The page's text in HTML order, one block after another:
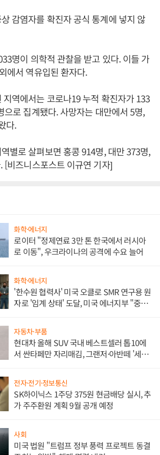
감염자를 확진자 공식 통계에 넣지 않
명이 의학적 관찰을 받고 있다. 이들 가
에서 역유입된 환자다.
지역에서는 코로나19 누적 확진자가 133
으로 집계됐다. 사망자는 대만에서 5명,
다.
별로 살펴보면 홍콩 914명, 대만 373명,
[비즈니스포스트 이규연 기자]
화학·에너지
로이터 "정제연료 3만 톤 한국에서 러시아
로 이동", 우크라이나의 공격에 수요 늘어
화학·에너지
'한수원 협력사' 미국 오클로 SMR 연구용 원
자로 '임계 상태' 도달, 미국 에너지부 "중요
자동차·부품
현대차 올해 SUV 국내 베스트셀러 톱10에
서 싼타페만 자리매김, 그랜저·아반떼 '세단
전자·전기·정보통신
SK하이닉스 1주당 375원 현금배당 실시, 추
가 주주환원 계획 9월 공개 예정
사회
미국 법원 "트럼프 정부 풍력 프로젝트 동결